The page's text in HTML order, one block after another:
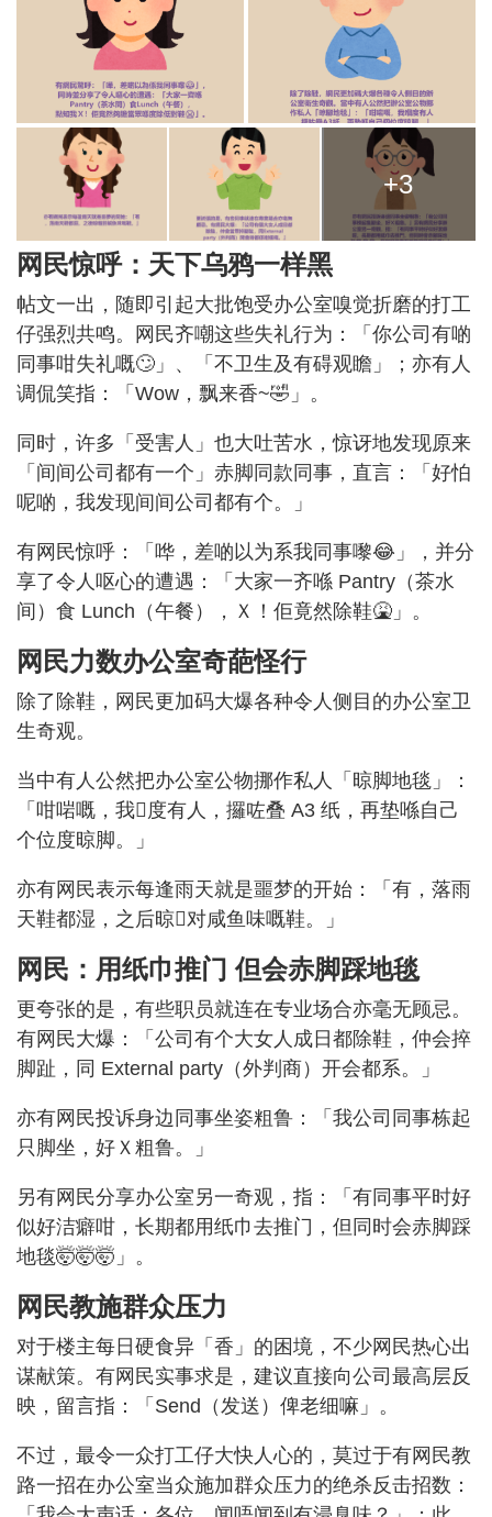
+3
网民惊呼：天下乌鸦一样黑
帖文一出，随即引起大批饱受办公室嗅觉折磨的打工
仔强烈共鸣。网民齐嘲这些失礼行为：「你公司有啲
同事咁失礼嘅🙄」、「不卫生及有碍观瞻」；亦有人
调侃笑指：「Wow，飘来香~🤣」。
同时，许多「受害人」也大吐苦水，惊讶地发现原来
「间间公司都有一个」赤脚同款同事，直言：「好怕
呢啲，我发现间间公司都有个。」
有网民惊呼：「哗，差啲以为系我同事嚟😂」，并分
享了令人呕心的遭遇：「大家一齐喺 Pantry（茶水
间）食 Lunch（午餐），Ｘ！佢竟然除鞋🤮」。
网民力数办公室奇葩怪行
除了除鞋，网民更加码大爆各种令人侧目的办公室卫
生奇观。
当中有人公然把办公室公物挪作私人「晾脚地毯」：
「咁啱嘅，我𠮶度有人，攞咗叠 A3 纸，再垫喺自己
个位度晾脚。」
亦有网民表示每逢雨天就是噩梦的开始：「有，落雨
天鞋都湿，之后晾𠮶对咸鱼味嘅鞋。」
网民：用纸巾推门 但会赤脚踩地毯
更夸张的是，有些职员就连在专业场合亦毫无顾忌。
有网民大爆：「公司有个大女人成日都除鞋，仲会捽
脚趾，同 External party（外判商）开会都系。」
亦有网民投诉身边同事坐姿粗鲁：「我公司同事栋起
只脚坐，好Ｘ粗鲁。」
另有网民分享办公室另一奇观，指：「有同事平时好
似好洁癖咁，长期都用纸巾去推门，但同时会赤脚踩
地毯🤯🤯🤯」。
网民教施群众压力
对于楼主每日硬食异「香」的困境，不少网民热心出
谋献策。有网民实事求是，建议直接向公司最高层反
映，留言指：「Send（发送）俾老细嘛」。
不过，最令一众打工仔大快人心的，莫过于有网民教
路一招在办公室当众施加群众压力的绝杀反击招数：